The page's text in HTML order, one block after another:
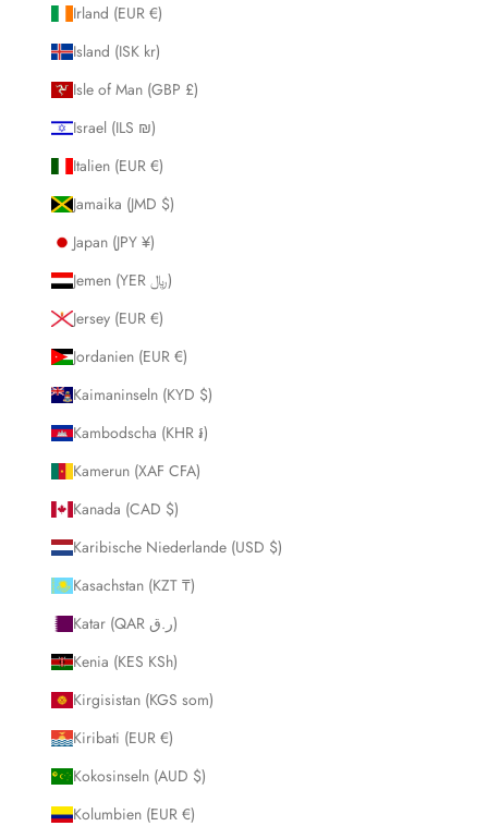
Irland (EUR €)
Island (ISK kr)
Isle of Man (GBP £)
Israel (ILS ₪)
Italien (EUR €)
Jamaika (JMD $)
Japan (JPY ¥)
Jemen (YER ﷼)
Jersey (EUR €)
Jordanien (EUR €)
Kaimaninseln (KYD $)
Kambodscha (KHR ៛)
Kamerun (XAF CFA)
Kanada (CAD $)
Karibische Niederlande (USD $)
Kasachstan (KZT ₸)
Katar (QAR ر.ق)
Kenia (KES KSh)
Kirgisistan (KGS som)
Kiribati (EUR €)
Kokosinseln (AUD $)
Kolumbien (EUR €)